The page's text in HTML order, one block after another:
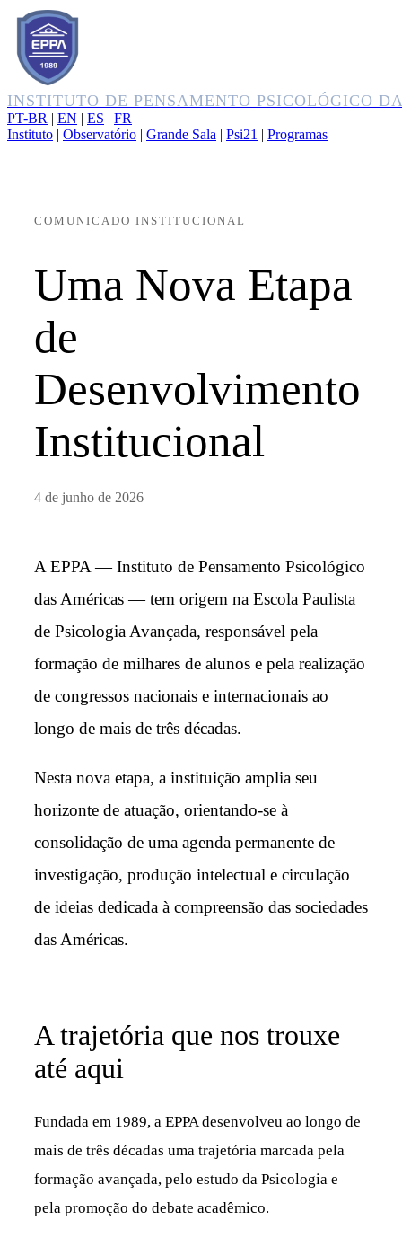
INSTITUTO DE PENSAMENTO PSICOLÓGICO
PT-BR | EN | ES | FR
Instituto | Observatório | Grande Sala | Psi21 | Programas
COMUNICADO INSTITUCIONAL
Uma Nova Etapa
de
Desenvolvimento
Institucional
4 de junho de 2026
A EPPA — Instituto de Pensamento Psicológico
das Américas — tem origem na Escola Paulista
de Psicologia Avançada, responsável pela
formação de milhares de alunos e pela realização
de congressos nacionais e internacionais ao
longo de mais de três décadas.
Nesta nova etapa, a instituição amplia seu
horizonte de atuação, orientando-se à
consolidação de uma agenda permanente de
investigação, produção intelectual e circulação
de ideias dedicada à compreensão das sociedades
das Américas.
A trajetória que nos trouxe
até aqui
Fundada em 1989, a EPPA desenvolveu ao longo de
mais de três décadas uma trajetória marcada pela
formação avançada, pelo estudo da Psicologia e
pela promoção do debate acadêmico.